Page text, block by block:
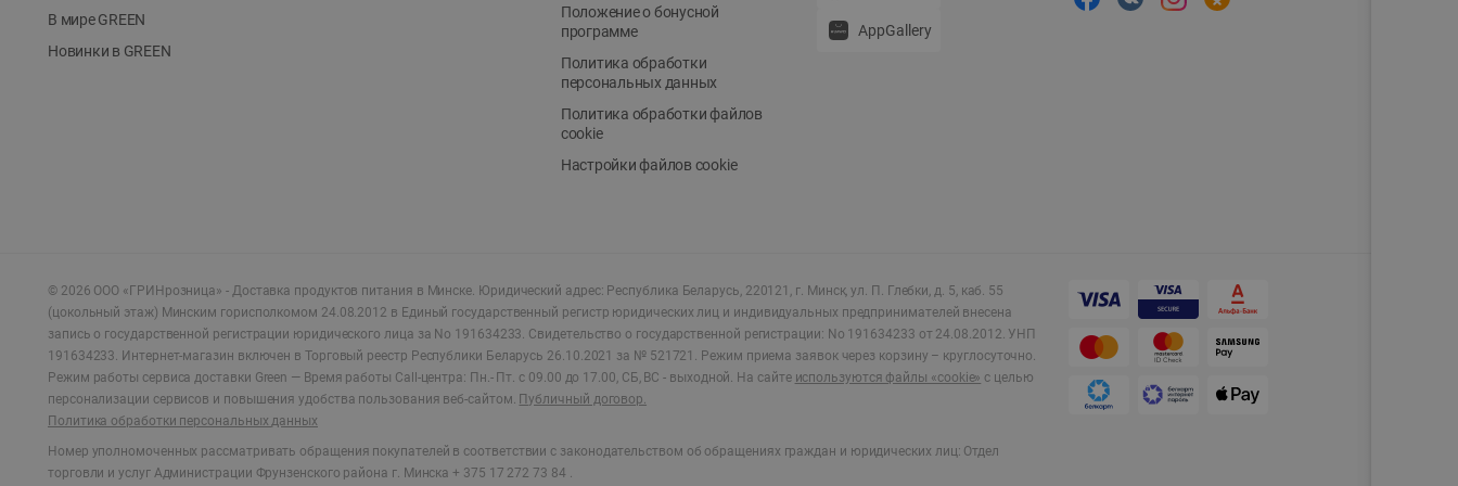
В мире GREEN
Новинки в GREEN
Положение о бонусной
программе
Политика обработки
персональных данных
Политика обработки файлов
cookie
Настройки файлов cookie
AppGallery
© 2026 ООО «ГРИНрозница» - Доставка продуктов питания в Минске. Юридический адрес: Республика Беларусь, 220121, г. Минск, ул. П. Глебки, д. 5, каб. 55
(цокольный этаж) Минским горисполкомом 24.08.2012 в Единый государственный регистр юридических лиц и индивидуальных предпринимателей внесена
запись о государственной регистрации юридического лица за No 191634233. Свидетельство о государственной регистрации: No 191634233 от 24.08.2012. УНП
191634233. Интернет-магазин включен в Торговый реестр Республики Беларусь 26.10.2021 за № 521721. Режим приема заявок через корзину – круглосуточно.
Режим работы сервиса доставки Green — Время работы Call-центра: Пн.- Пт. с 09.00 до 17.00, СБ, ВС - выходной. На сайте используются файлы «cookie» с целью
персонализации сервисов и повышения удобства пользования веб-сайтом. Публичный договор.
Политика обработки персональных данных
Номер уполномоченных рассматривать обращения покупателей в соответствии с законодательством об обращениях граждан и юридических лиц: Отдел
торговли и услуг Администрации Фрунзенского района г. Минска + 375 17 272 73 84 .